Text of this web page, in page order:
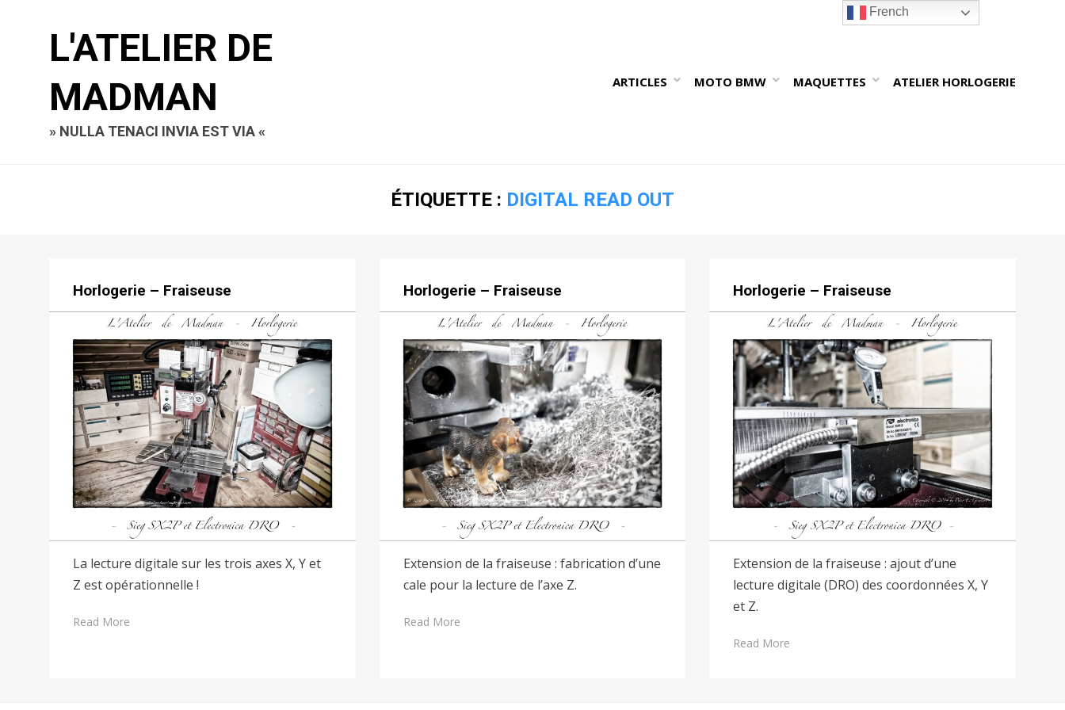
L'ATELIER DE
MADMAN
» NULLA TENACI INVIA EST VIA «
ARTICLES MOTO BMW MAQUETTES ATELIER HORLOGERIE
ÉTIQUETTE : DIGITAL READ OUT
Horlogerie – Fraiseuse
La lecture digitale sur les trois axes X, Y et
Z est opérationnelle !
Read More
Horlogerie – Fraiseuse
Extension de la fraiseuse : fabrication d’une
cale pour la lecture de l’axe Z.
Read More
Horlogerie – Fraiseuse
Extension de la fraiseuse : ajout d’une
lecture digitale (DRO) des coordonnées X, Y
et Z.
Read More
French